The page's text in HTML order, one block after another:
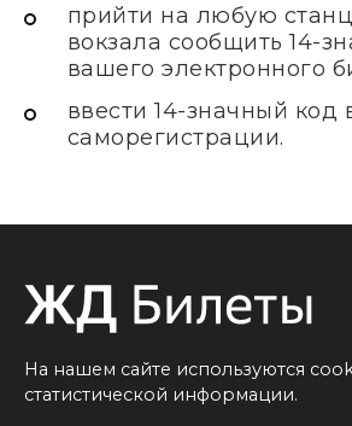
прийти на любую
вокзала сообщить 14-
вашего электронного
ввести 14-значный код
саморегистрации.
На нашем сайте используются
статистической информации.